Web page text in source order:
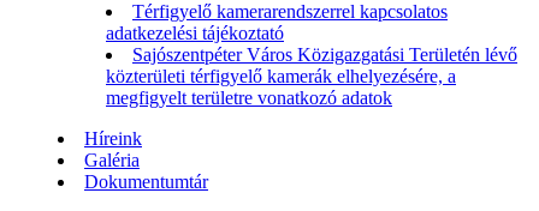
Térfigyelő kamerarendszerrel kapcsolatos
adatkezelési tájékoztató
Sajószentpéter Város Közigazgatási Területén lévő
közterületi térfigyelő kamerák elhelyezésére, a
megfigyelt területre vonatkozó adatok
Híreink
Galéria
Dokumentumtár